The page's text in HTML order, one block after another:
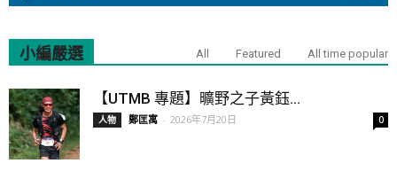
小編嚴選 All Featured All time popular
【UTMB 專題】曠野之子黃鈺...
人物 鄭匡寓 - 2026年7月20日 0